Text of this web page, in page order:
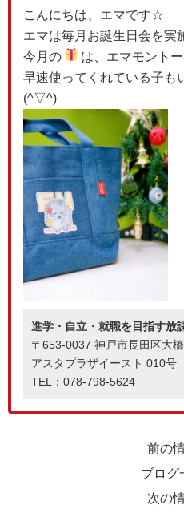
こんにちは、エマです☆
エマは毎月お誕生日会を実
今月の
は、エマモント
早速使ってくれている子も
(^▽^)
進学・自立・就職を目指す放
〒653-0037 神戸市長田区大
アスタプラザイースト 010号
TEL：078-798-5624
前の
ブログ
次の